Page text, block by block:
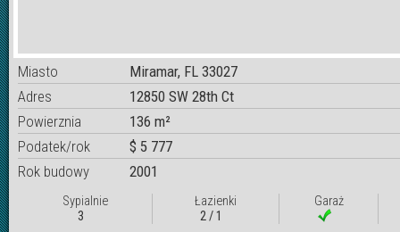
Miasto
Miramar, FL 33027
Adres
12850 SW 28th Ct
Powierznia
136 m²
Podatek/rok
$ 5 777
Rok budowy
2001
Sypialnie
3
Łazienki
2 / 1
Garaż